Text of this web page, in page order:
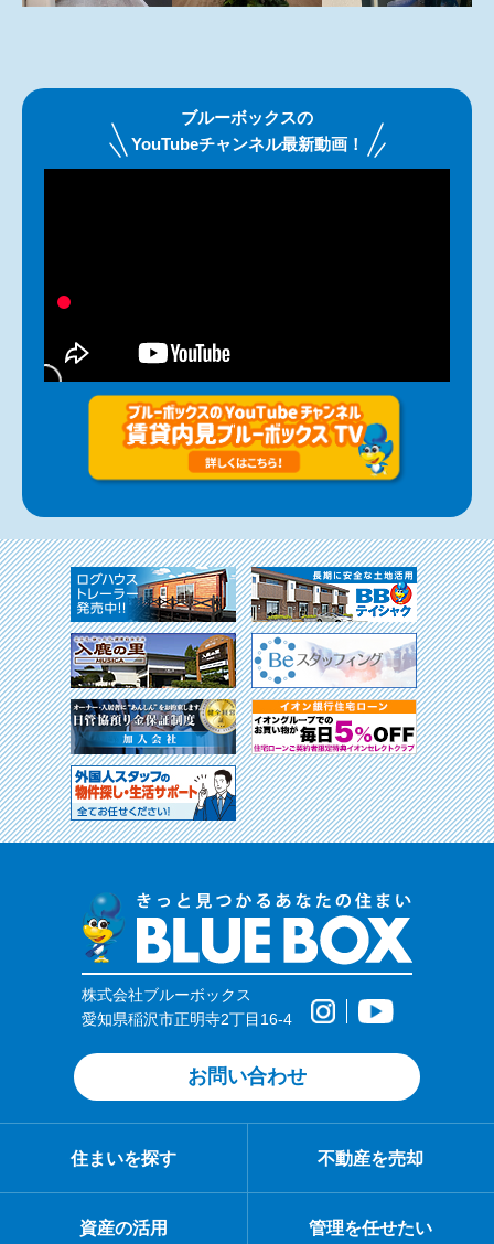
ブルーボックスの
YouTubeチャンネル最新動画！
株式会社ブルーボックス
愛知県稲沢市正明寺2丁目16-4
お問い合わせ
住まいを探す 不動産を売却
資産の活用 管理を任せたい